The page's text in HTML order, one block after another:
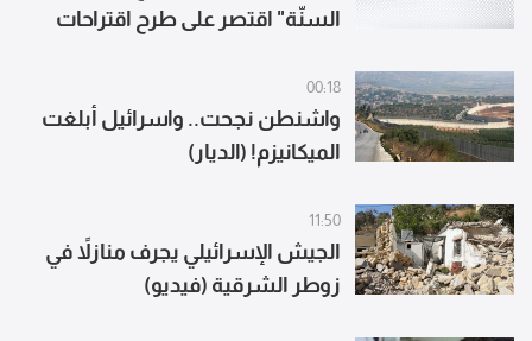
السنّة" اقتصر على طرح اقتراحات
الإعدام من دون التوصل حتى الآن إلى
صيغة نهائية مشتركة
00:18
واشنطن نجحت.. واسرائيل أبلغت
الميكانيزم! (الديار)
11:50
الجيش الإسرائيلي يجرف منازلاً في
زوطر الشرقية (فيديو)